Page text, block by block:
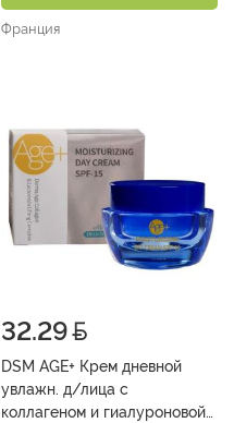
Франция
32.29
DSM AGE+ Крем дневной
увлажн. д/лица с
коллагеном и гиалуроновой